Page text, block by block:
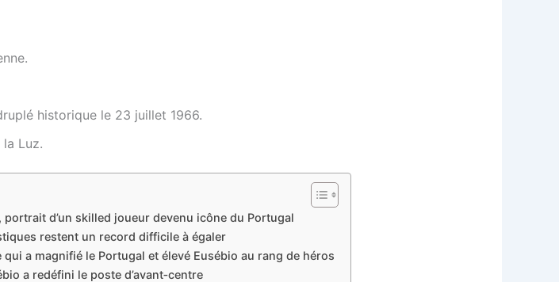
historique le 23 juillet 1966.
Luz.
d’un skilled joueur devenu icône du Portugal
restent un record difficile à égaler
a magnifié le Portugal et élevé Eusébio au rang de héros
a redéfini le poste d’avant‑centre